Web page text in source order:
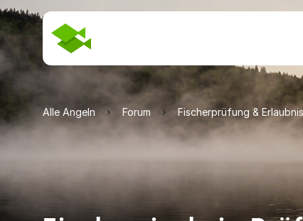
Alle Angeln Forum Fischerprüfung &